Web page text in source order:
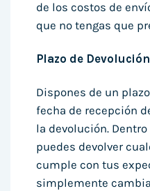
de los costos de
que no tengas que
Plazo de
Dispones de un
fecha de recepción
la devolución.
puedes devolver
cumple con tus
simplemente